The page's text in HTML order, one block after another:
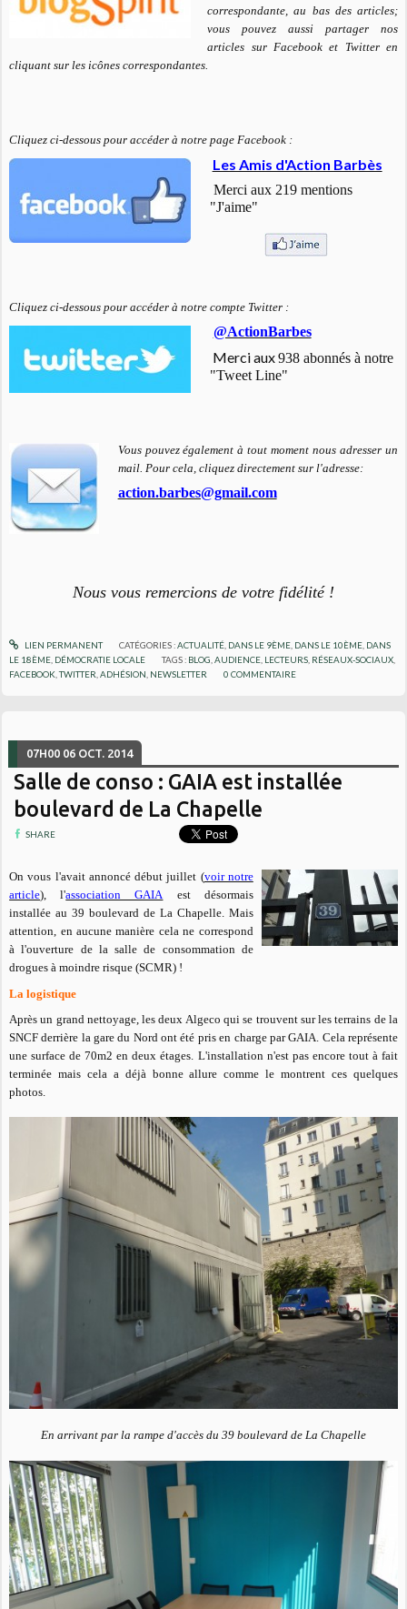
correspondante, au bas des articles;
vous pouvez aussi partager nos
articles sur Facebook et Twitter en
cliquant sur les icônes correspondantes.
Cliquez ci-dessous pour accéder à notre page Facebook :
Les Amis d'Action Barbès
Merci aux 219 mentions
"J'aime"
Cliquez ci-dessous pour accéder à notre compte Twitter :
@ActionBarbes
Merci aux938 abonnés à notre
"Tweet Line"
Vous pouvez également à tout moment nous adresser un
mail. Pour cela, cliquez directement sur l'adresse:
action.barbes@gmail.com
Nous vous remercions de votre fidélité !
LIEN PERMANENT CATÉGORIES :ACTUALITÉ, DANS LE 9ÈME, DANS LE 10ÈME, DANS
LE 18ÈME DÉMOCRATIE LOCALE TAGS : BLOG ,AUDIENCE LECTEURS RÉSEAUX-SOCIAUX
FACEBOOK ,TWITTER ,ADHÉSION NEWSLETTER 0 COMMENTAIRE
07H00 06 OCT. 2014
Salle de conso : GAIA est installée
boulevard de La Chapelle
SHARE
On vous l'avait annoncé début juillet (voir notre
article), l'association GAIAest désormais
installée au 39 boulevard de La Chapelle. Mais
attention, en aucune manière cela ne correspond
à l'ouverture de la salle de consommation de
drogues à moindre risque (SCMR) !
La logistique
Après un grand nettoyage, les deux Algeco qui se trouvent sur les terrains de la
SNCF derrière la gare du Nord ont été pris en charge par GAIA. Cela représente
une surface de 70m2 en deux étages. L'installation n'est pas encore tout à fait
terminée mais cela a déjà bonne allure comme le montrent ces quelques
photos.
En arrivant par la rampe d'accès du 39 boulevard de La Chapelle